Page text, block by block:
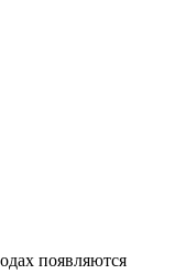
появляются